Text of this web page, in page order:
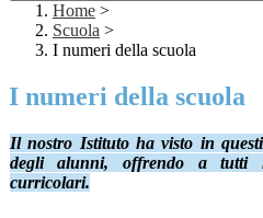
Home >
Scuola >
I numeri della scuola
I numeri della scuola
Ilnostro Istituto ha visto in
degli alunni, offrendo a tutti
curricolari.